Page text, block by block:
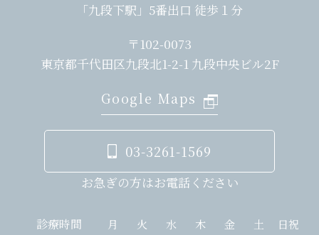
「九段下駅」5番出口 徒歩１分
〒102-0073
東京都千代田区九段北1-2-1 九段中央ビル2F
Google Maps
03-3261-1569
お急ぎの方はお電話ください
診療時間 月 火 水 木 金 土 日祝